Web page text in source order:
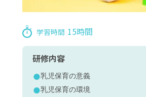
学習時間 15時間
研修内容
乳児保育の意義
乳児保育の環境